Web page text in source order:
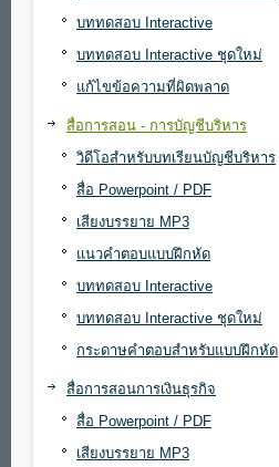
บททดสอบ Interactive
บททดสอบ Interactive ชุดใหม่
แก้ไขข้อความที่ผิดพลาด
สื่อการสอน - การบัญชีบริหาร
วิดีโอสำหรับบทเรียนบัญชีบริหาร
สื่อ Powerpoint / PDF
เสียงบรรยาย MP3
แนวคำตอบแบบฝึกหัด
บททดสอบ Interactive
บททดสอบ Interactive ชุดใหม่
กระดาษคำตอบสำหรับแบบฝึกหัด
สื่อการสอนการเงินธุรกิจ
สื่อ Powerpoint / PDF
เสียงบรรยาย MP3